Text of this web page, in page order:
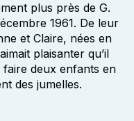
plus près de G.
1961. De leur
et Claire, nées en
plaisanter qu’il
deux enfants en
des jumelles.